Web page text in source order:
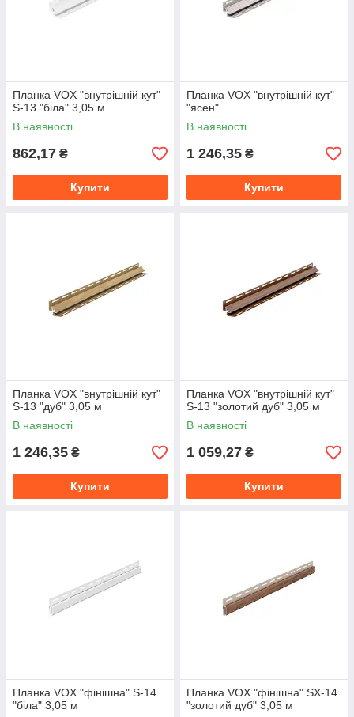
Планка VOX "внутрішній кут"
S-13 "біла" 3,05 м
В наявності
862,17 ₴
Купити
Планка VOX "внутрішній кут"
"ясен"
В наявності
1 246,35 ₴
Купити
Планка VOX "внутрішній кут"
S-13 "дуб" 3,05 м
В наявності
1 246,35 ₴
Купити
Планка VOX "внутрішній кут"
S-13 "золотий дуб" 3,05 м
В наявності
1 059,27 ₴
Купити
Планка VOX "фінішна" S-14
"біла" 3,05 м
Планка VOX "фінішна" SX-14
"золотий дуб" 3,05 м